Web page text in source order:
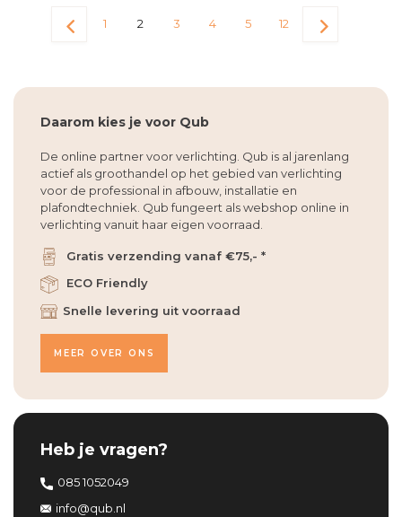
1 2 3 4 5 12
Heb je vragen?
085 1052049
info@qub.nl
Daarom kies je voor Qub
De online partner voor verlichting. Qub is al jarenlang
actief als groothandel op het gebied van verlichting
voor de professional in afbouw, installatie en
plafondtechniek. Qub fungeert als webshop online in
verlichting vanuit haar eigen voorraad.
Gratis verzending vanaf €75,- *
ECO Friendly
Snelle levering uit voorraad
MEER OVER ONS